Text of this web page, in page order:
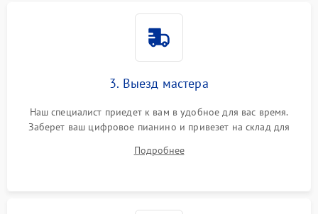
3. Выезд мастера
Наш специалист приедет к вам в удобное для вас время.
Заберет ваш цифровое пианино и привезет на склад для
Подробнее